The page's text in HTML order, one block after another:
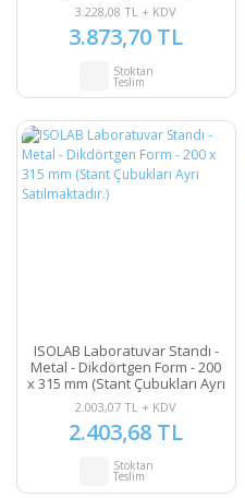
3.228,08 TL + KDV
3.873,70 TL
Stoktan
Teslim
ISOLAB Laboratuvar Standı -
Metal - Dikdörtgen Form - 200
x 315 mm (Stant Çubukları Ayrı
Satılmaktadır.)
2.003,07 TL + KDV
2.403,68 TL
Stoktan
Teslim